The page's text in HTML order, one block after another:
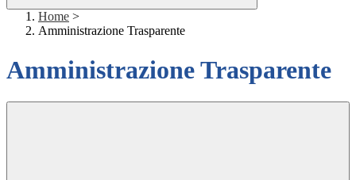
Home >
Amministrazione Trasparente
Amministrazione Trasparente